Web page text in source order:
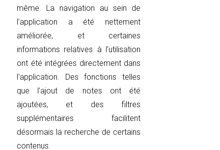
même. La navigation au sein de
l'application a été nettement
améliorée, et certaines
informations relatives à l'utilisation
ont été intégrées directement dans
l'application. Des fonctions telles
que l'ajout de notes ont été
ajoutées, et des filtres
supplémentaires facilitent
désormais la recherche de certains
contenus.